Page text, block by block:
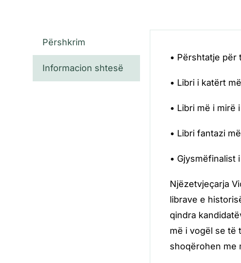
Përshkrim
Informacion shtesë
• Përshtatje për
• Libri i katërt
• Libri më i mirë
• Libri fantazi
• Gjysmëfinalist
Njëzetvjeçarja
librave e
qindra
më i vogël se të
shoqërohen me